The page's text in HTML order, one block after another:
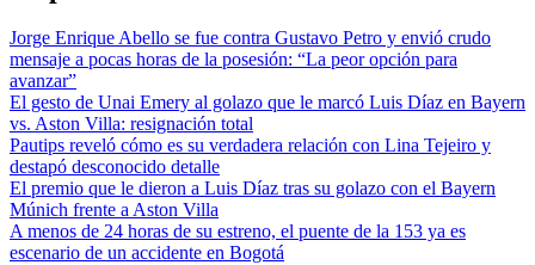
Jorge Enrique Abello se fue contra Gustavo Petro y envió crudo
mensaje a pocas horas de la posesión: “La peor opción para
avanzar”
El gesto de Unai Emery al golazo que le marcó Luis Díaz en Bayern
vs. Aston Villa: resignación total
Pautips reveló cómo es su verdadera relación con Lina Tejeiro y
destapó desconocido detalle
El premio que le dieron a Luis Díaz tras su golazo con el Bayern
Múnich frente a Aston Villa
A menos de 24 horas de su estreno, el puente de la 153 ya es
escenario de un accidente en Bogotá